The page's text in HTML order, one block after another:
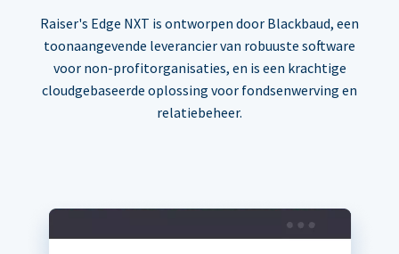
Raiser's Edge NXT is ontworpen door Blackbaud, een
toonaangevende leverancier van robuuste software
voor non-profitorganisaties, en is een krachtige
cloudgebaseerde oplossing voor fondsenwerving en
relatiebeheer.